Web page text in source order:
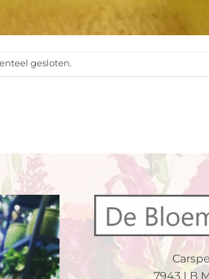
gesloten.
7943 LB